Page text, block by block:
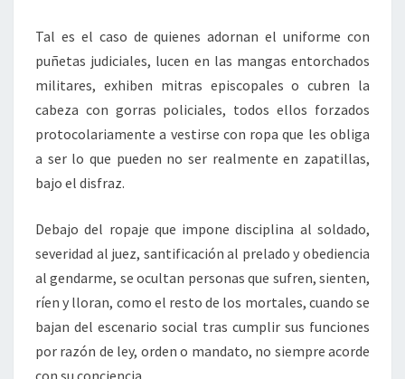
Tal es el caso de quienes adornan el uniforme con
puñetas judiciales, lucen en las mangas entorchados
militares, exhiben mitras episcopales o cubren la
cabeza con gorras policiales, todos ellos forzados
protocolariamente a vestirse con ropa que les obliga
a ser lo que pueden no ser realmente en zapatillas,
bajo el disfraz.
Debajo del ropaje que impone disciplina al soldado,
severidad al juez, santificación al prelado y obediencia
al gendarme, se ocultan personas que sufren, sienten,
ríen y lloran, como el resto de los mortales, cuando se
bajan del escenario social tras cumplir sus funciones
por razón de ley, orden o mandato, no siempre acorde
con su conciencia.